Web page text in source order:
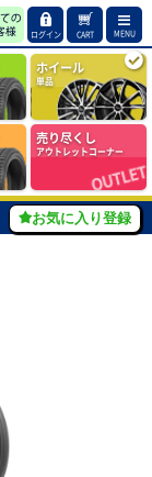
ログイン CART MENU
ホイール
単品
売り尽くし
アウトレットコーナー
お気に入り登録